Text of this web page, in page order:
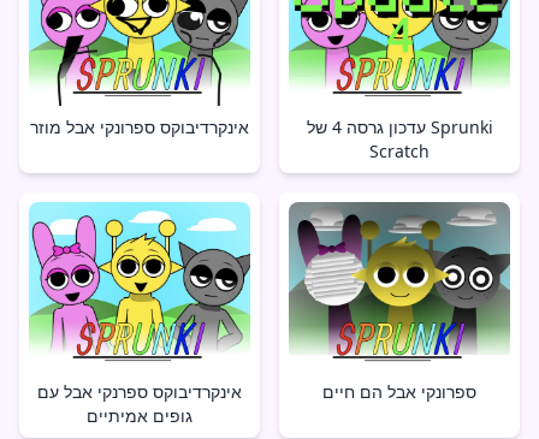
אינקרדיבוקס ספרונקי אבל מוזר
עדכון גרסה 4 של Sprunki
Scratch
אינקרדיבוקס ספרנקי אבל עם
גופים אמיתיים
ספרונקי אבל הם חיים